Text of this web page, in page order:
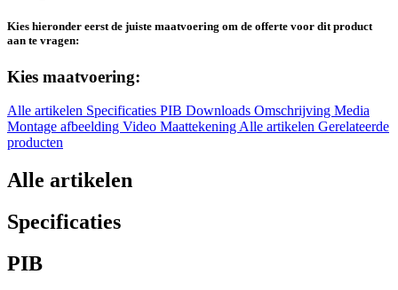
Kies hieronder eerst de juiste maatvoering om de offerte voor dit product
aan te vragen:
Kies maatvoering:
Alle artikelen Specificaties PIB Downloads Omschrijving Media
Montage afbeelding Video MaattekeningAlle artikelen Gerelateerde
producten
Alle artikelen
Specificaties
PIB